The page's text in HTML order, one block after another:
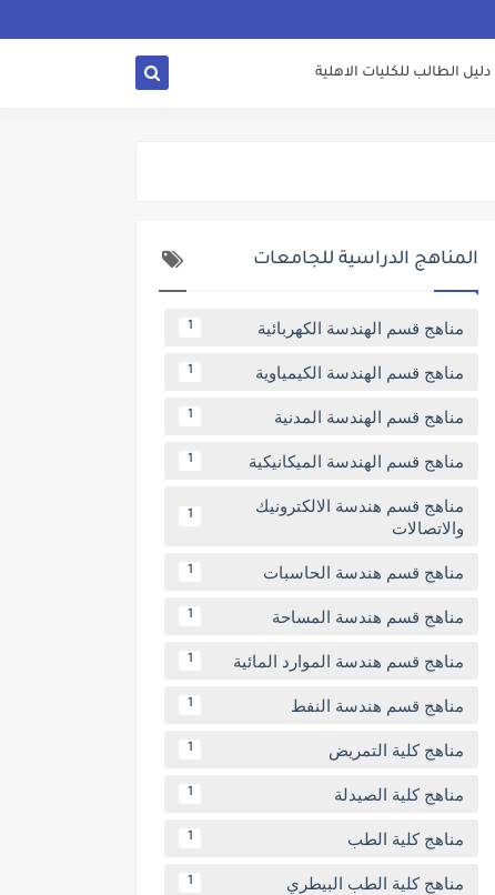
دليل الطالب للكليات الاهلية
المناهج الدراسية للجامعات
مناهج قسم الهندسة الكهربائية 1
مناهج قسم الهندسة الكيمياوية 1
مناهج قسم الهندسة المدنية 1
مناهج قسم الهندسة الميكانيكية 1
مناهج قسم هندسة الالكترونيك
والاتصالات
1
مناهج قسم هندسة الحاسبات 1
مناهج قسم هندسة المساحة 1
مناهج قسم هندسة الموارد المائية 1
مناهج قسم هندسة النفط 1
مناهج كلية التمريض 1
مناهج كلية الصيدلة 1
مناهج كلية الطب 1
مناهج كلية الطب البيطري 1